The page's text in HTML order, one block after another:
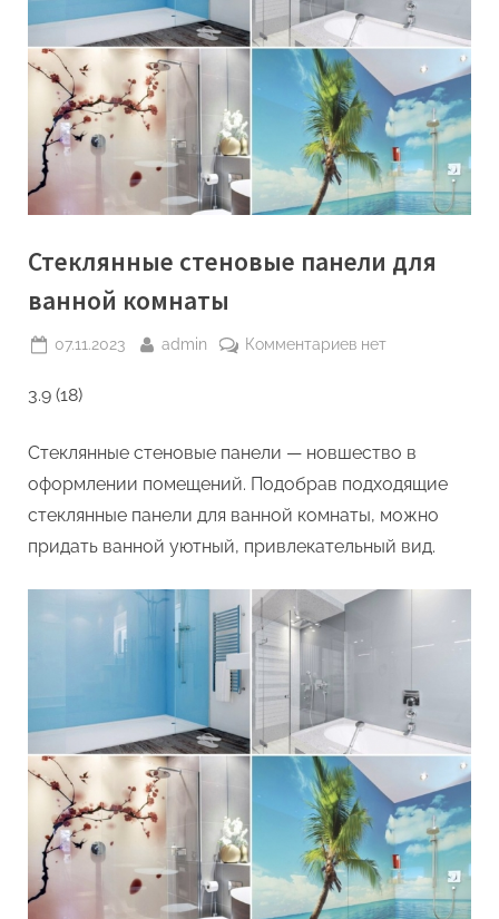
Стеклянные стеновые панели для
ванной комнаты
Posted
07.11.2023 By
admin Комментариевк
панели
ванной
комнаты
нет
3.9 (18)
Стеклянные стеновые панели — новшество в
оформлении помещений. Подобрав подходящие
стеклянные панели для ванной комнаты, можно
придать ванной уютный, привлекательный вид.